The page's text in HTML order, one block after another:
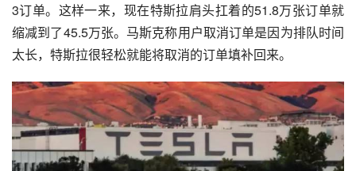
3订单。这样一来，现在特斯拉肩头扛着的51.8万张订单就
缩减到了45.5万张。马斯克称用户取消订单是因为排队时间
太长，特斯拉很轻松就能将取消的订单填补回来。